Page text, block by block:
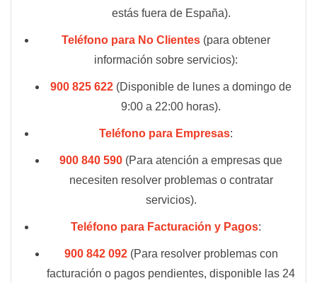
estás fuera de España).
Teléfono para No Clientes(para obtener
información sobre servicios):
900 825 622 (Disponible de lunes a domingo de
9:00 a 22:00 horas).
Teléfono para Empresas:
900 840 590 (Para atención a empresas que
necesiten resolver problemas o contratar
servicios).
Teléfono para Facturación y Pagos:
900 842 092(Para resolver problemas con
facturación o pagos pendientes, disponible las 24